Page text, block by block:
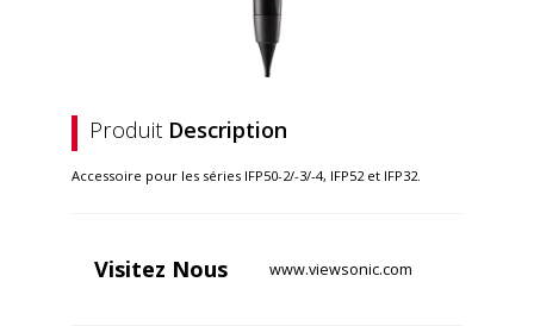
Produit Description
Accessoire pour les séries IFP50-2/-3/-4, IFP52 et IFP32.
Visitez Nous www.viewsonic.com